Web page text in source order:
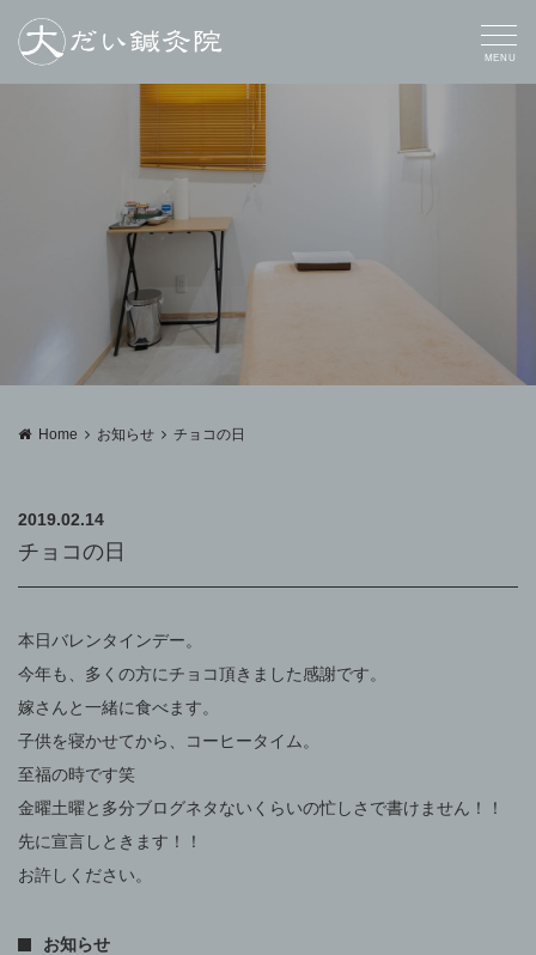
MENU
Home お知らせ チョコの日
2019.02.14
チョコの日
本日バレンタインデー。
今年も、多くの方にチョコ頂きました感謝です。
嫁さんと一緒に食べます。
子供を寝かせてから、コーヒータイム。
至福の時です笑
金曜土曜と多分ブログネタないくらいの忙しさで書けません！！
先に宣言しときます！！
お許しください。
お知らせ